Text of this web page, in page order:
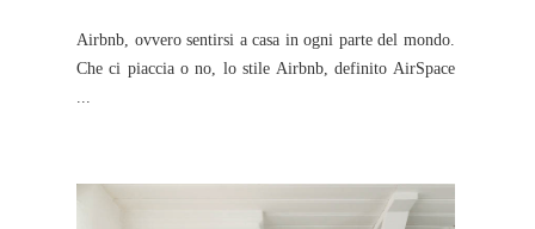
Airbnb, ovvero sentirsi a casa in ogni parte del mondo.
Che ci piaccia o no, lo stile Airbnb, definito AirSpace